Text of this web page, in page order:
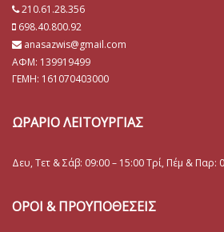
210.61.28.356
698.40.800.92
anasazwis@gmail.com
ΑΦΜ: 139919499
ΓΕΜΗ: 161070403000
ΩΡΑΡΙΟ ΛΕΙΤΟΥΡΓΙΑΣ
Δευ, Τετ & Σάβ: 09:00 – 15:00 Τρί, Πέμ & Παρ:
ΟΡΟΙ & ΠΡΟΥΠΟΘΕΣΕΙΣ